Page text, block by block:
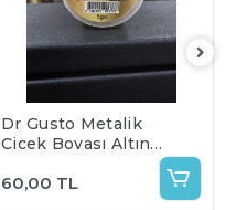
Dr Gusto Metalik
Çiçek Boyası Altın
60,00 TL